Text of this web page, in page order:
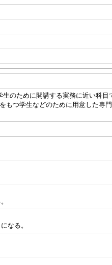
のために開講する実務に近い科目
もつ学生などのために用意した専
なる。